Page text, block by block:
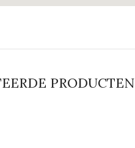
PRODUCTEN